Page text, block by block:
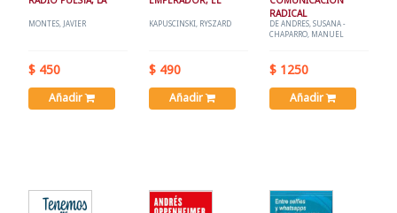
MONTES, JAVIER
$ 450
Añadir
KAPUSCINSKI, RYSZARD
$ 490
Añadir
RADICAL
DE ANDRES, SUSANA -
CHAPARRO, MANUEL
$ 1250
Añadir